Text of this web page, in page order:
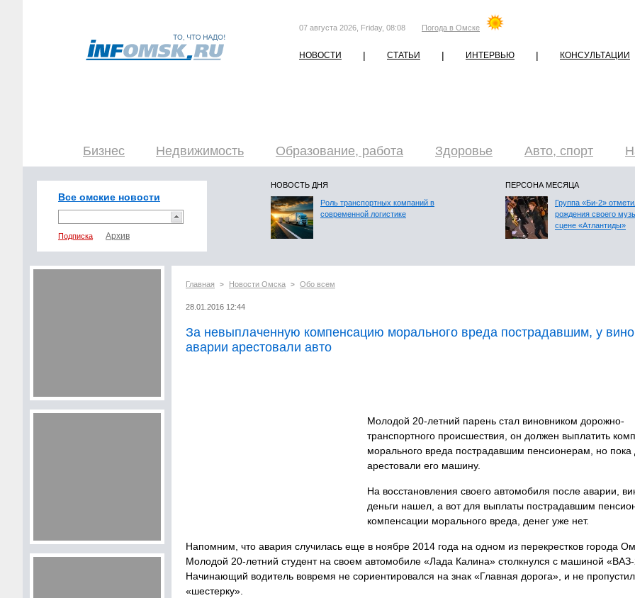
07 августа 2026, Friday, 08:08 Погода в Омске
НОВОСТИ | СТАТЬИ | ИНТЕРВЬЮ | КОНСУЛЬТАЦИИ
Бизнес Недвижимость Образование, работа Здоровье Авто, спорт
Все омские новости
Подписка
НОВОСТЬ ДНЯ
Роль транспортных компаний в
современной логистике
ПЕРСОНА МЕСЯЦА
Группа «Би-2»
рождения своего
сцене «Атлантиды»
Главная > Новости Омска > Обо всем
28.01.2016 12:44
За невыплаченную компенсацию морального вреда пострадавшим, у
аварии арестовали авто
Молодой 20-летний парень стал виновником дорожно-
транспортного происшествия, он должен выплатить
морального вреда пострадавшим пенсионерам, но пока
арестовали его машину.
На восстановления своего автомобиля после аварии,
деньги нашел, а вот для выплаты пострадавшим
компенсации морального вреда, денег уже нет.
Напомним, что авария случилась еще в ноябре 2014 года на одном из перекрестков города
Молодой 20-летний студент на своем автомобиле «Лада Калина» столкнулся с машиной «ВАЗ-
Начинающий водитель вовремя не сориентировался на знак «Главная дорога», и не
«шестерку».